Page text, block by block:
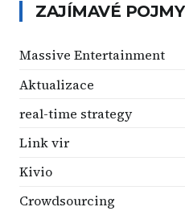
ZAJÍMAVÉ POJMY
Massive Entertainment
Aktualizace
real-time strategy
Link vir
Kivio
Crowdsourcing